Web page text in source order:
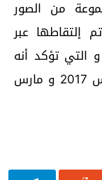
من الصور
إلتقاطها عبر
و التي تؤكد أنه
لم يتغير شيء على الأرض بين أغسطس 2017 و مارس